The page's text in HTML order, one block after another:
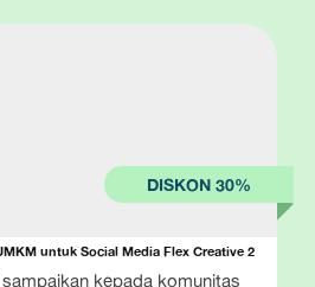
untuk Social Media Flex Creative 2
kepada komunitas